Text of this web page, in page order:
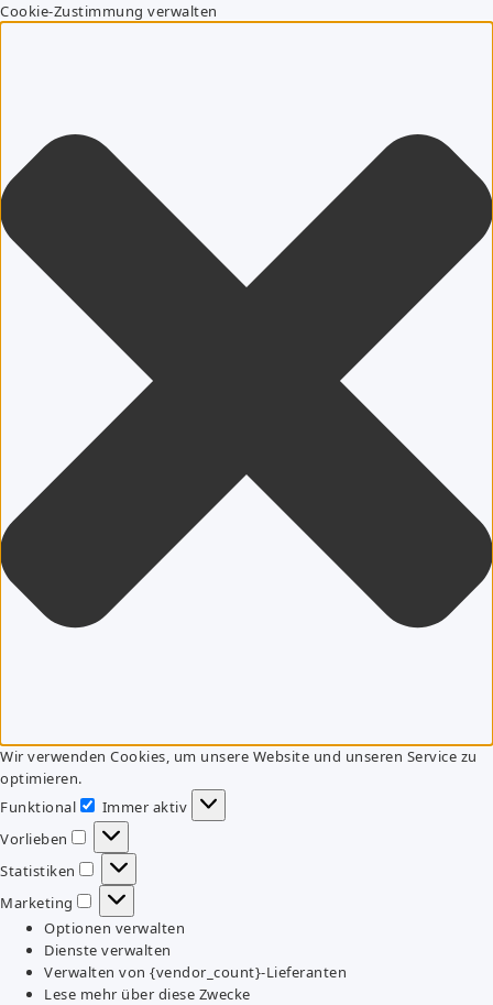
Cookie-Zustimmung verwalten
Wir verwenden Cookies, um unsere Website und unseren Service zu
optimieren.
Funktional
Funktional
Immer aktiv
Vorlieben
Vorlieben
Statistiken
Statistiken
Marketing
Marketing
Optionen verwalten
Dienste verwalten
Verwalten von {vendor_count}-Lieferanten
Lese mehr über diese Zwecke